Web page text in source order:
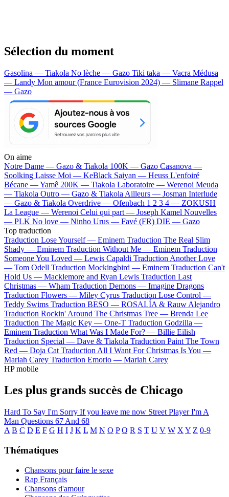
Sélection du moment
Gasolina — Tiakola No lèche — Gazo Tiki taka — Vacra Médusa
— Landy Mon amour (France Eurovision 2024) — Slimane Rappel
— Gazo
On aime
Notre Dame — Gazo & Tiakola 100K — Gazo Casanova —
Soolking Laisse Moi — KeBlack Saiyan — Heuss L'enfoiré
Bécane —Yamê 200K — Tiakola Laboratoire — Werenoi Meuda
— Tiakola Outro — Gazo & Tiakola Ailleurs — Josman Interlude
— Gazo & Tiakola Overdrive — Ofenbach 1 2 3 4 — ZOKUSH
La League — Werenoi Celui qui part — Joseph Kamel Nouvelles
— PLK No love — Ninho Urus — Favé (FR) DIE — Gazo
Top traduction
Traduction Lose Yourself — Eminem Traduction The Real Slim
Shady — Eminem Traduction Without Me — Eminem Traduction
Someone You Loved — Lewis Capaldi Traduction Another Love
— Tom Odell Traduction Mockingbird — Eminem Traduction Can't
Hold Us — Macklemore and Ryan Lewis Traduction Last
Christmas — Wham Traduction Demons — Imagine Dragons
Traduction Flowers — Miley Cyrus Traduction Lose Control —
Teddy Swims Traduction BESO — ROSALÍA & Rauw Alejandro
Traduction Rockin' Around The Christmas Tree — Brenda Lee
Traduction The Magic Key — One-T Traduction Godzilla —
Eminem Traduction What Was I Made For? — Billie Eilish
Traduction Special — Dave & Tiakola Traduction Paint The Town
Red — Doja Cat Traduction All I Want For Christmas Is You —
Mariah Carey Traduction Emorio — Mariah Carey
HP mobile
Les plus grands succès de Chicago
Hard To Say I'm Sorry If you leave me now Street PlayerI'm A
Man Questions 67 And 68
A B C D E F G H I J K L M N O P Q R S T U V W X Y Z 0-9
Thématiques
Chansons pour faire le sexe
Rap Français
Chansons d'amour